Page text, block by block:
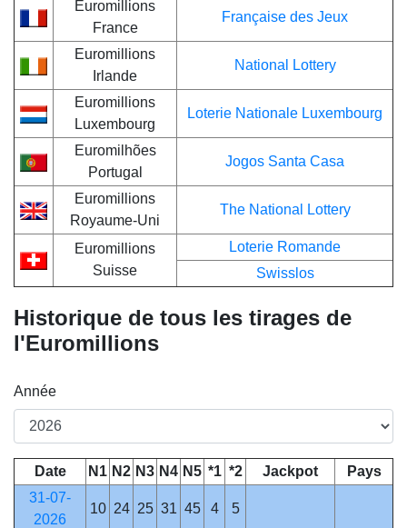
Euromillions
France
Française des Jeux
Euromillions
Irlande
National Lottery
Euromillions
Luxembourg
Loterie Nationale Luxembourg
Euromilhões
Portugal
Jogos Santa Casa
Euromillions
Royaume-Uni
The National Lottery
Euromillions
Suisse
Loterie Romande
Swisslos
Historique de tous les tirages de
l'Euromillions
Année
Date N1 N2 N3 N4 N5 *1 *2 Jackpot
Pays
31-07-
2026
10 24 25 31 45 4 5